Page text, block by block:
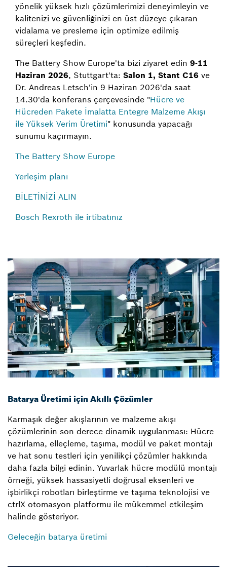
yönelik yüksek hızlı çözümlerimizi deneyimleyin ve
kalitenizi ve güvenliğinizi en üst düzeye çıkaran
vidalama ve presleme için optimize edilmiş
süreçleri keşfedin.
The Battery Show Europe'ta bizi ziyaret edin 9-11
Haziran 2026, Stuttgart'ta: Salon 1, Stant C16 ve
Dr. Andreas Letsch'in 9 Haziran 2026'da saat
14.30'da konferans çerçevesinde "Hücre ve
Hücreden Pakete İmalatta Entegre Malzeme Akışı
ile Yüksek Verim Üretimi" konusunda yapacağı
sunumu kaçırmayın.
The Battery Show Europe
Yerleşim planı
BİLETİNİZİ ALIN
Bosch Rexroth ile irtibatınız
Batarya Üretimi için Akıllı Çözümler
Karmaşık değer akışlarının ve malzeme akışı
çözümlerinin son derece dinamik uygulanması: Hücre
hazırlama, elleçleme, taşıma, modül ve paket montajı
ve hat sonu testleri için yenilikçi çözümler hakkında
daha fazla bilgi edinin. Yuvarlak hücre modülü montajı
örneği, yüksek hassasiyetli doğrusal eksenleri ve
işbirlikçi robotları birleştirme ve taşıma teknolojisi ve
ctrlX otomasyon platformu ile mükemmel etkileşim
halinde gösteriyor.
Geleceğin batarya üretimi